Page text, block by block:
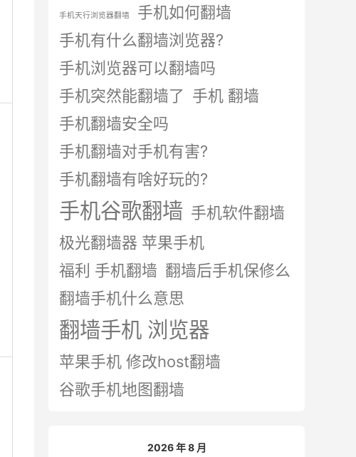
手机天行浏览器翻墙
手机如何翻墙
手机有什么翻墙浏览器?
手机浏览器可以翻墙吗
手机突然能翻墙了 手机 翻墙
手机翻墙安全吗
手机翻墙对手机有害?
手机翻墙有啥好玩的?
手机谷歌翻墙 手机软件翻墙
极光翻墙器 苹果手机
福利 手机翻墙 翻墙后手机保修么
翻墙手机什么意思
翻墙手机 浏览器
苹果手机 修改host翻墙
谷歌手机地图翻墙
2026 年 8 月